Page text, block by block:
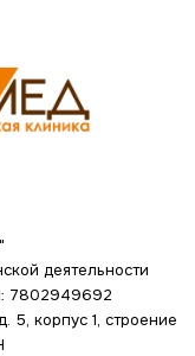
деятельности
7802949692
5, корпус 1, строение